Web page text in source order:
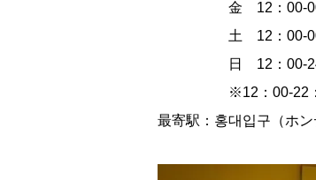
金 12：00-00
土 12：00-00
日 12：00-24
※12：00-22：00（
最寄駅：홍대입구（ホ